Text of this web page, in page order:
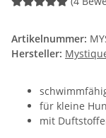
Artikelnummer:
Hersteller:
für kleine
mit